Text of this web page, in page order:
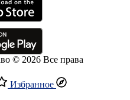
© 2026 Все права
Избранное